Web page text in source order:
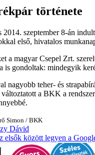
története
2014. szeptember 8-án
első, hivatalos
a magyar Csepel Zrt.
is gondoltak: mindegyik
nagyobb teher- és
a BKK a
Simon / BKK
Dávid
elsők között legyen a